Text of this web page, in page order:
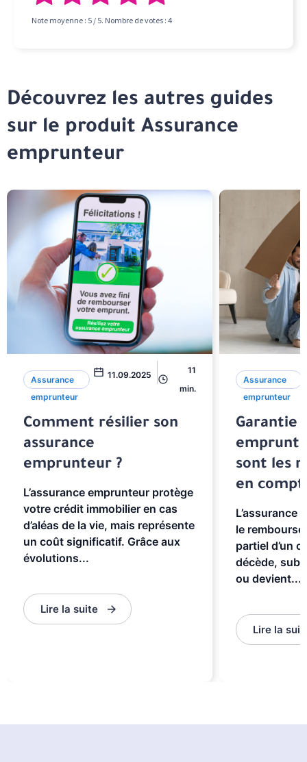
Note moyenne : 5 / 5. Nombre de votes : 4
Découvrez les autres guides
sur le produit Assurance
emprunteur
Assurance
emprunteur
11.09.2025
11
min.
Comment résilier son
assurance
emprunteur ?
L’assurance emprunteur protège
votre crédit immobilier en cas
d’aléas de la vie, mais représente
un coût significatif. Grâce aux
évolutions...
Lire la suite
Assurance
emprunteur
Garantie
sont les
en
L’assurance
le
partiel d’un
décède,
ou devient...
Lire la